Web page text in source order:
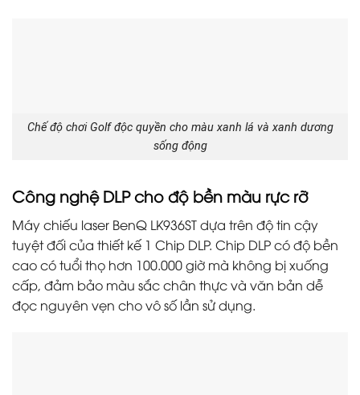
Chế độ chơi Golf độc quyền cho màu xanh lá và xanh dương
sống động
Công nghệ DLP cho độ bền màu rực rỡ
Máy chiếu laser BenQ LK936ST dựa trên độ tin cậy
tuyệt đối của thiết kế 1 Chip DLP. Chip DLP có độ bền
cao có tuổi thọ hơn 100.000 giờ mà không bị xuống
cấp, đảm bảo màu sắc chân thực và văn bản dễ
đọc nguyên vẹn cho vô số lần sử dụng.